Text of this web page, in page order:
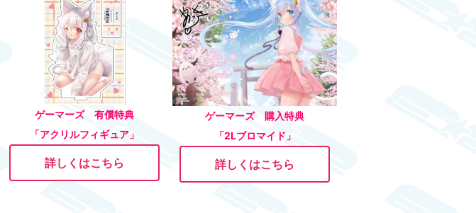
ゲーマーズ 有償特典
「アクリルフィギュア」
詳しくはこちら
ゲーマーズ 購入特典
「2Lブロマイド」​​​​​​​
詳しくはこちら